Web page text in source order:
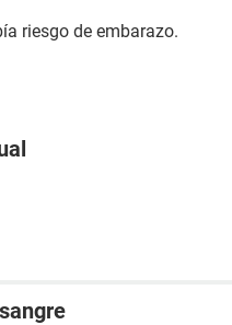
riesgo de embarazo.